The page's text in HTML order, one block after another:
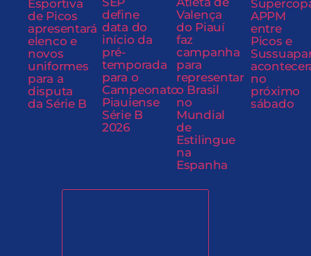
Esportiva
de Picos
apresentará
elenco e
novos
uniformes
para a
disputa
da Série B
define
data do
início da
pré-
temporada
para o
Campeonato
Piauiense
Série B
2026
Valença
do Piauí
faz
campanha
para
representar
o Brasil
no
Mundial
de
Estilingue
na
Espanha
APPM
entre
Picos e
no
próximo
sábado